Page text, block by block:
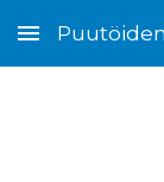
Skip to main